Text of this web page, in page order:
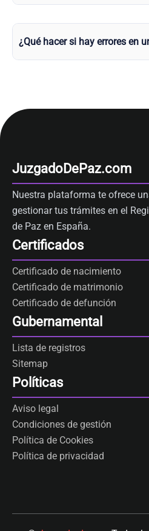
¿Qué hacer si hay errores en
JuzgadoDePaz.com
Nuestra plataforma te ofrece
gestionar tus trámites en el
de Paz en España.
Certificados
Certificado de nacimiento
Certificado de matrimonio
Certificado de defunción
Gubernamental
Lista de registros
Sitemap
Políticas
Aviso legal
Condiciones de gestión
Política de Cookies
Política de privacidad